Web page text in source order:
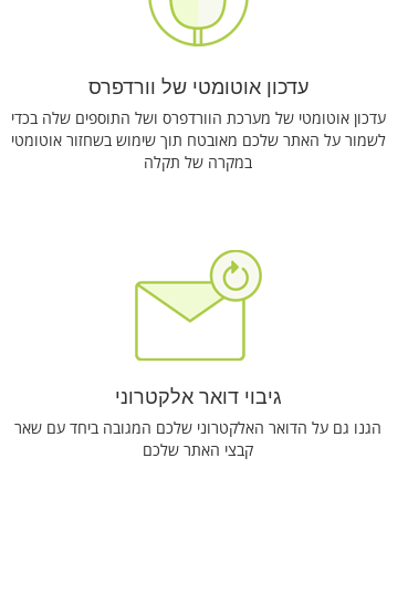
עדכון אוטומטי של וורדפרס
עדכון אוטומטי של מערכת הוורדפרס ושל התוספים שלה בכדי
לשמור על האתר שלכם מאובטח תוך שימוש בשחזור אוטומטי
במקרה של תקלה
גיבוי דואר אלקטרוני
הגנו גם על הדואר האלקטרוני שלכם המגובה ביחד עם שאר
קבצי האתר שלכם